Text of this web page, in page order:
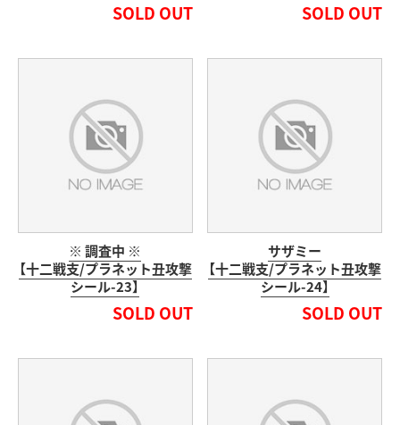
SOLD OUT SOLD OUT
※ 調査中 ※
【十二戦支/プラネット丑攻撃
シール-23】
SOLD OUT
サザミー
【十二戦支/プラネット丑攻撃
シール-24】
SOLD OUT